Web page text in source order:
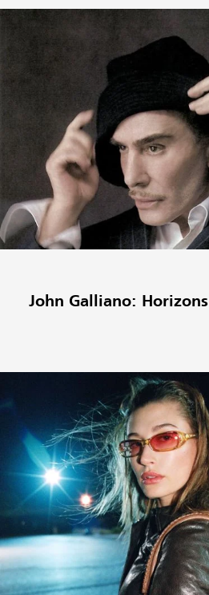
كل ما يجب معرفته عن John Galliano: Horizons